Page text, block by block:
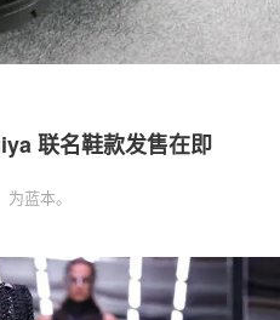
联名鞋款发售在即
蓝本。